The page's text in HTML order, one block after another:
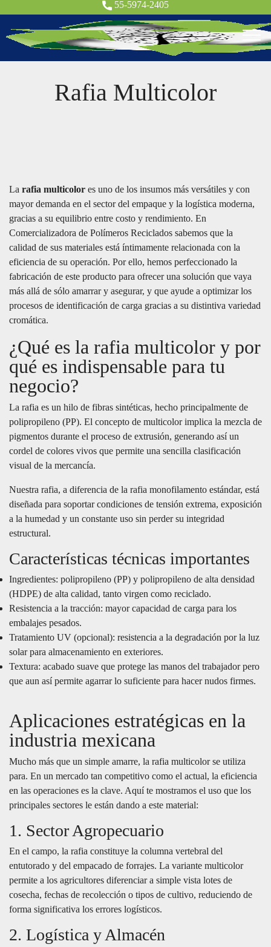
55-5974-2405
Rafia Multicolor
La rafia multicolor es uno de los insumos más versátiles y con
mayor demanda en el sector del empaque y la logística moderna,
gracias a su equilibrio entre costo y rendimiento. En
Comercializadora de Polímeros Reciclados sabemos que la
calidad de sus materiales está íntimamente relacionada con la
eficiencia de su operación. Por ello, hemos perfeccionado la
fabricación de este producto para ofrecer una solución que vaya
más allá de sólo amarrar y asegurar, y que ayude a optimizar los
procesos de identificación de carga gracias a su distintiva variedad
cromática.
¿Qué es la rafia multicolor y por
qué es indispensable para tu
negocio?
La rafia es un hilo de fibras sintéticas, hecho principalmente de
polipropileno (PP). El concepto de multicolor implica la mezcla de
pigmentos durante el proceso de extrusión, generando así un
cordel de colores vivos que permite una sencilla clasificación
visual de la mercancía.
Nuestra rafia, a diferencia de la rafia monofilamento estándar, está
diseñada para soportar condiciones de tensión extrema, exposición
a la humedad y un constante uso sin perder su integridad
estructural.
Características técnicas importantes
Ingredientes: polipropileno (PP) y polipropileno de alta densidad
(HDPE) de alta calidad, tanto virgen como reciclado.
Resistencia a la tracción: mayor capacidad de carga para los
embalajes pesados.
Tratamiento UV (opcional): resistencia a la degradación por la luz
solar para almacenamiento en exteriores.
Textura: acabado suave que protege las manos del trabajador pero
que aun así permite agarrar lo suficiente para hacer nudos firmes.
Aplicaciones estratégicas en la
industria mexicana
Mucho más que un simple amarre, la rafia multicolor se utiliza
para. En un mercado tan competitivo como el actual, la eficiencia
en las operaciones es la clave. Aquí te mostramos el uso que los
principales sectores le están dando a este material:
1. Sector Agropecuario
En el campo, la rafia constituye la columna vertebral del
entutorado y del empacado de forrajes. La variante multicolor
permite a los agricultores diferenciar a simple vista lotes de
cosecha, fechas de recolección o tipos de cultivo, reduciendo de
forma significativa los errores logísticos.
2. Logística y Almacén